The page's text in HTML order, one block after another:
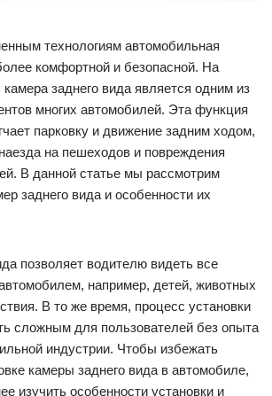
технологиям автомобильная
комфортной и безопасной. На
заднего вида является одним из
многих автомобилей. Эта функция
парковку и движение задним ходом,
на пешеходов и повреждения
В данной статье мы рассмотрим
заднего вида и особенности их
позволяет водителю видеть все
например, детей, животных
В то же время, процесс установки
сложным для пользователей без опыта
индустрии. Чтобы избежать
камеры заднего вида в автомобиле,
изучить особенности установки и